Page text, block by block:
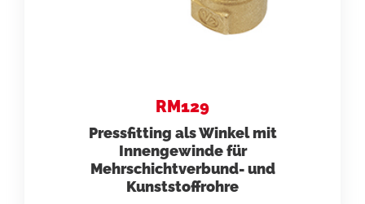
RM129
Pressfitting als Winkel mit
Innengewinde für
Mehrschichtverbund- und
Kunststoffrohre